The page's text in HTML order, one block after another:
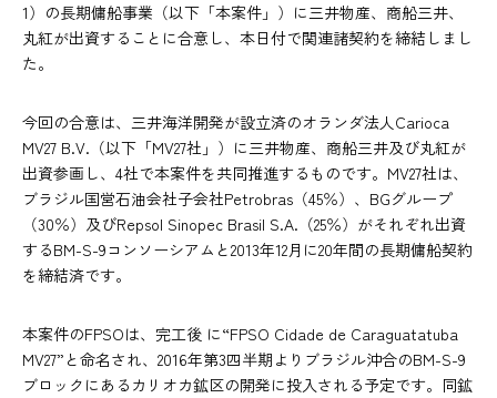
1）の長期傭船事業（以下「本案件」）に三井物産、商船三井、
丸紅が出資することに合意し、本日付で関連諸契約を締結しまし
た。
今回の合意は、三井海洋開発が設立済のオランダ法人Carioca
MV27 B.V.（以下「MV27社」）に三井物産、商船三井及び丸紅が
出資参画し、4社で本案件を共同推進するものです。MV27社は、
ブラジル国営石油会社子会社Petrobras（45％）、BGグループ
（30％）及びRepsol Sinopec Brasil S.A.（25％）がそれぞれ出資
するBM-S-9コンソーシアムと2013年12月に20年間の長期傭船契約
を締結済です。
本案件のFPSOは、完工後 に“FPSO Cidade de Caraguatatuba
MV27”と命名され、2016年第3四半期よりブラジル沖合のBM-S-9
ブロックにあるカリオカ鉱区の開発に投入される予定です。同鉱